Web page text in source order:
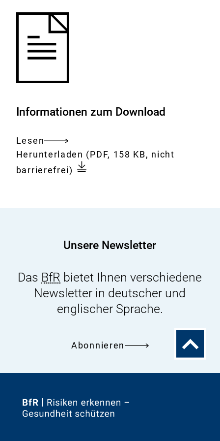
Informationen zum Download
Lesen
Gesamtes
Dokument
Download:
Herunterladen SCF
Opinion
(PDF, 158 KB, nicht
barrierefrei)
Unsere Newsletter
Das BfR bietet Ihnen verschiedene
Newsletter in deutscher und
englischer Sprache.
Abonnieren
Zum
Zur